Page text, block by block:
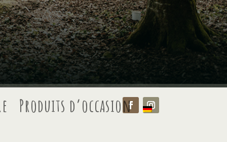
Produits d’occasion